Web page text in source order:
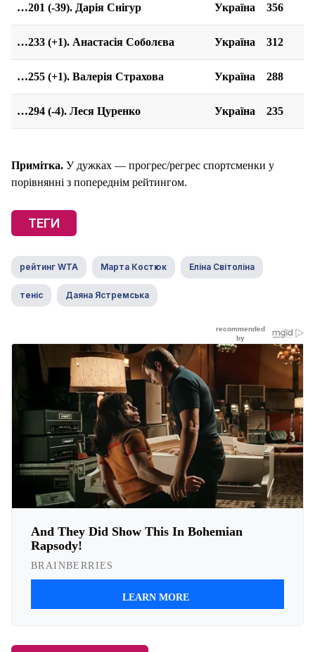
…201 (-39). Дарія Снігур Україна 356
…233 (+1). Анастасія Соболєва Україна 312
…255 (+1). Валерія Страхова Україна 288
…294 (-4). Леся Цуренко Україна 235
Примітка. У дужках — прогрес/регрес спортсменки у
порівнянні з попереднім рейтингом.
ТЕГИ
рейтинг WTA Марта Костюк Еліна Світоліна
теніс Даяна Ястремська